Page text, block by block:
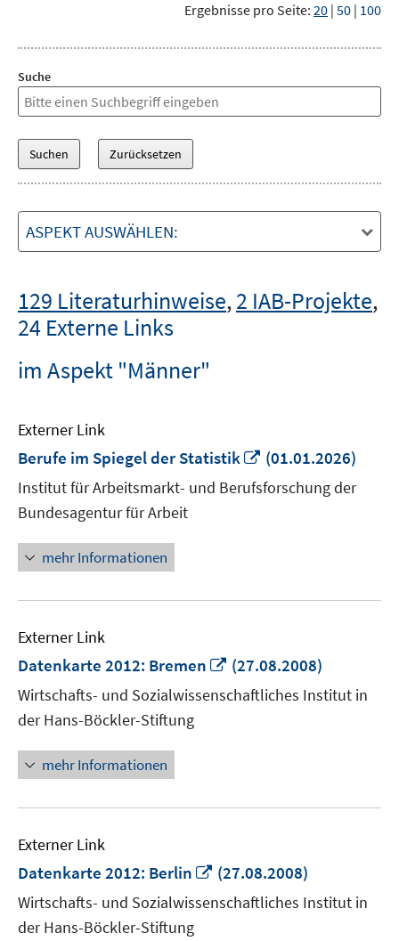
Ergebnisse pro Seite: 20 | 50 | 100
Suche
ASPEKT AUSWÄHLEN:
129 Literaturhinweise,2 IAB-Projekte,
24 Externe Links
im Aspekt "Männer"
Externer Link
Berufe im Spiegel der Statistik
In
neuem
Fenster
(01.01.2026)
Institut für Arbeitsmarkt- und Berufsforschung der
Bundesagentur für Arbeit
mehr Informationen
Externer Link
Datenkarte 2012: Bremen
In
neuem
Fenster
(27.08.2008)
Wirtschafts- und Sozialwissenschaftliches Institut in
der Hans-Böckler-Stiftung
mehr Informationen
Externer Link
Datenkarte 2012: Berlin
In
neuem
Fenster
(27.08.2008)
Wirtschafts- und Sozialwissenschaftliches Institut in
der Hans-Böckler-Stiftung